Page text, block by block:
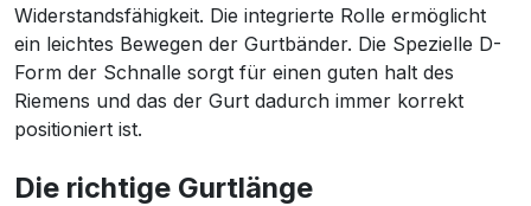
Widerstandsfähigkeit. Die integrierte Rolle ermöglicht
ein leichtes Bewegen der Gurtbänder. Die Spezielle D-
Form der Schnalle sorgt für einen guten halt des
Riemens und das der Gurt dadurch immer korrekt
positioniert ist.
Die richtige Gurtlänge